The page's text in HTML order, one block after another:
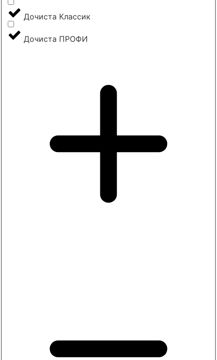
Дочиста Классик
Дочиста ПРОФИ